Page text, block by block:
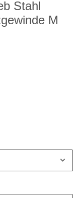
Stahl
M